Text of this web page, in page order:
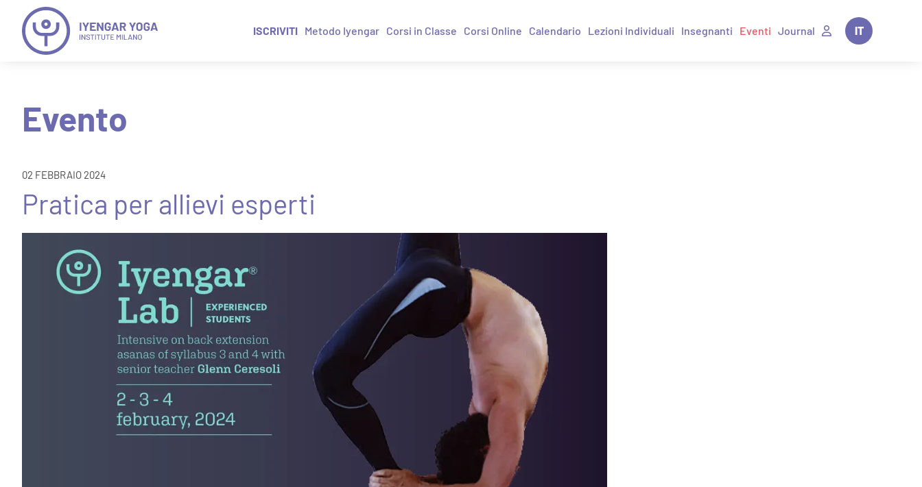
IT
Journal
Eventi
Insegnanti
Lezioni Individuali
Calendario
Corsi Online
Corsi in Classe
Metodo Iyengar
ISCRIVITI
Evento
02 FEBBRAIO 2024
Pratica per allievi esperti